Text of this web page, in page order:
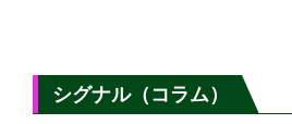
シグナル（コラム）